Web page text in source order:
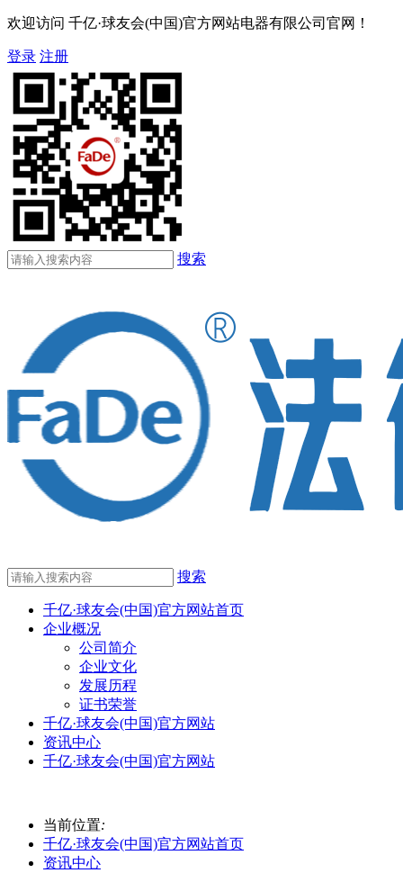
欢迎访问 千亿·球友会(中国)官方网站电器有限公司官网！
登录 注册
搜索
搜索
千亿·球友会(中国)官方网站首页
企业概况
公司简介
企业文化
发展历程
证书荣誉
千亿·球友会(中国)官方网站
资讯中心
千亿·球友会(中国)官方网站
当前位置:
千亿·球友会(中国)官方网站首页
资讯中心